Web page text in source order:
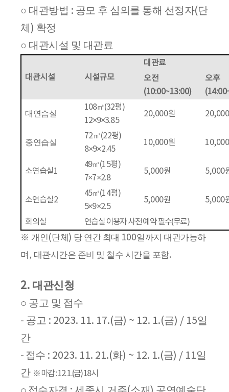
○ 대관방법 : 공모 후 심의를 통해 선정자(단
체 ) 확정
○ 대관시설 및 대관료
대관시설 시설규모
대관료
오전
(10:00~13:00)
오후
대연습실
108㎡(32평)
12×9×3.85
20,000원
중연습실
72㎡(22평)
8×9×2.45
10,000원
소연습실1
49㎡(15평)
7×7×2.8
5,000원 5,000
소연습실2
45㎡(14평)
5×9×2.5
5,000원 5,000
회의실 연습실 이용자 사전 예약 필수(무료)
※ 개인(단체 ) 당 연간 최대 100일까지 대관가능하
며 , 대관시간은 준비 및 철수 시간을 포함.
2. 대관신청
○ 공고 및 접수
- 공고 : 2023. 11. 17.(금) ~ 12. 1.(금) / 15일
간
- 접수 : 2023. 11. 21.(화) ~ 12. 1.(금) / 11일
간 ※마감: 12. 1.(금) 18시